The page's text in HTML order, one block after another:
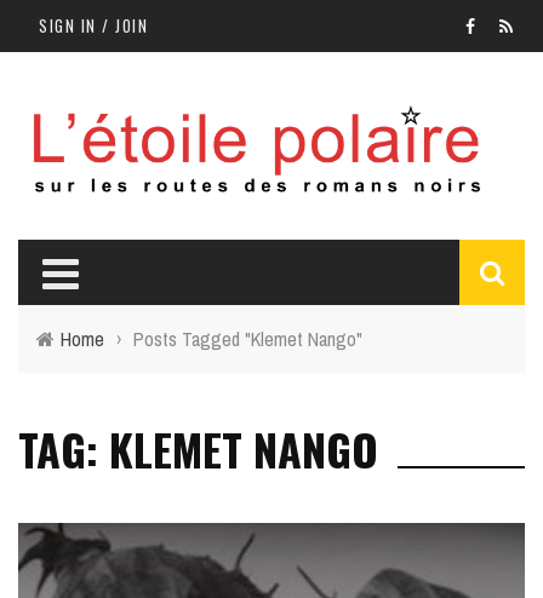
SIGN IN / JOIN
Home › Posts Tagged "Klemet Nango"
TAG: KLEMET NANGO